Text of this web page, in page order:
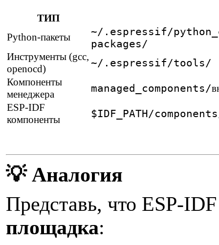
ТИП
Python-пакеты
~/.espressif/
packages/
Инструменты (gcc,
openocd)
~/.espressif/tools/
Компоненты
менеджера
managed_components/
ESP-IDF
компоненты
$IDF_PATH/
💡 Аналогия
Представь, что ESP-
площадка: